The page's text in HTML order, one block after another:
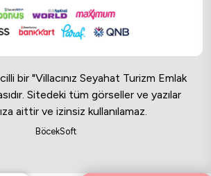
bir "Villacınız Seyahat Turizm Emlak
Sitedeki tüm görseller ve yazılar
aittir ve izinsiz kullanılamaz.
BöcekSoft